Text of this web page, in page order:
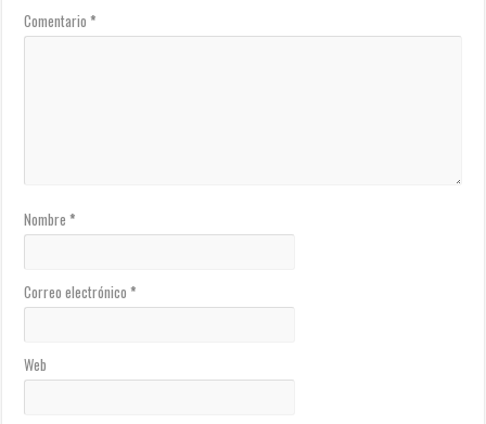
Comentario*
Nombre*
Correo electrónico*
Web